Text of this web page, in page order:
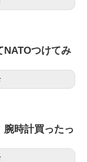
NATOつけてみ
腕時計買ったっ